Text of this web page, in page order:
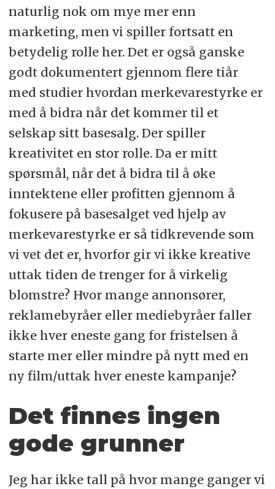
naturlig nok om mye mer enn
marketing, men vi spiller fortsatt en
betydelig rolle her. Det er også ganske
godt dokumentert gjennom flere tiår
med studier hvordan merkevarestyrke er
med å bidra når det kommer til et
selskap sitt basesalg. Der spiller
kreativitet en stor rolle. Da er mitt
spørsmål, når det å bidra til å øke
inntektene eller profitten gjennom å
fokusere på basesalget ved hjelp av
merkevarestyrke er så tidkrevende som
vi vet det er, hvorfor gir vi ikke kreative
uttak tiden de trenger for å virkelig
blomstre? Hvor mange annonsører,
reklamebyråer eller mediebyråer faller
ikke hver eneste gang for fristelsen å
starte mer eller mindre på nytt med en
ny film/uttak hver eneste kampanje?
Det finnes ingen
gode grunner
Jeg har ikke tall på hvor mange ganger vi